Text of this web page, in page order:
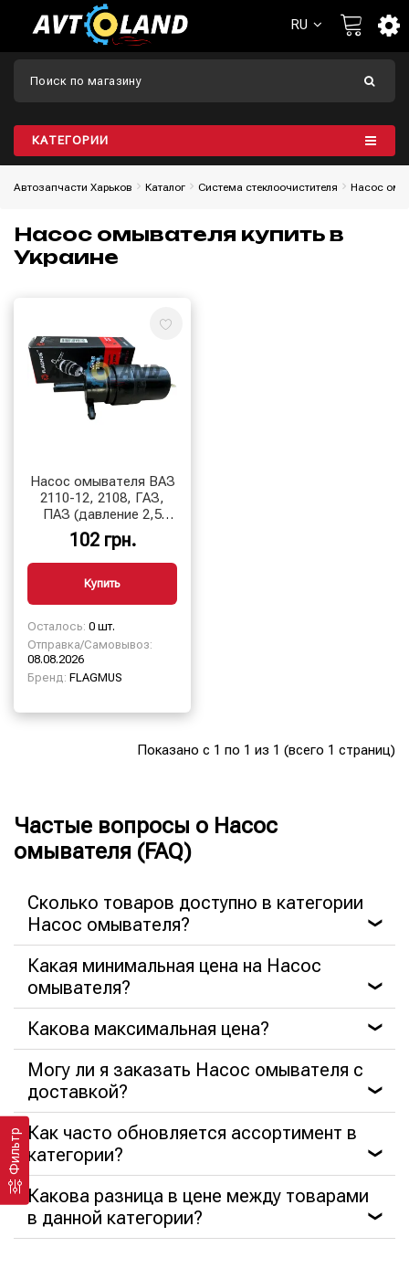
RU
КАТЕГОРИИ
Автозапчасти Харьков Каталог Система стеклоочистителя Насос
Насос омывателя купить в
Украине
Насос омывателя ВАЗ
2110-12, 2108, ГАЗ,
ПАЗ (давление 2,5
атм) Flagmus
102 грн.
Купить
Осталось: 0 шт.
Отправка/Самовывоз:
08.08.2026
Бренд: FLAGMUS
Показано с 1 по 1 из 1 (всего 1 страниц)
Частые вопросы о Насос
омывателя (FAQ)
Сколько товаров доступно в категории
Насос омывателя?
❯
Какая минимальная цена на Насос
омывателя?
❯
Какова максимальная цена? ❯
Могу ли я заказать Насос омывателя с
доставкой?
❯
Как часто обновляется ассортимент в
категории?
❯
Какова разница в цене между товарами
в данной категории?
❯
Фильтр